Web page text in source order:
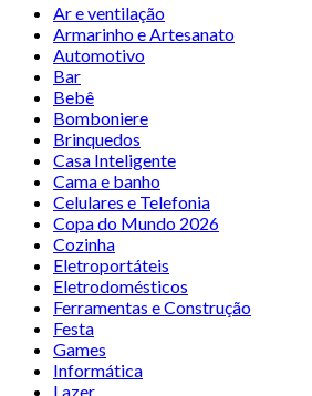
Ar e ventilação
Armarinho e Artesanato
Automotivo
Bar
Bebê
Bomboniere
Brinquedos
Casa Inteligente
Cama e banho
Celulares e Telefonia
Copa do Mundo 2026
Cozinha
Eletroportáteis
Eletrodomésticos
Ferramentas e Construção
Festa
Games
Informática
Lazer